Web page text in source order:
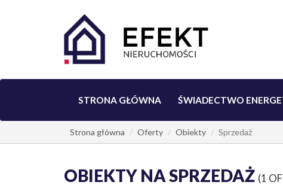
STRONA GŁÓWNA ŚWIADECTWO
Strona główna Oferty Obiekty Sprzedaż
OBIEKTY NA SPRZEDAŻ 1